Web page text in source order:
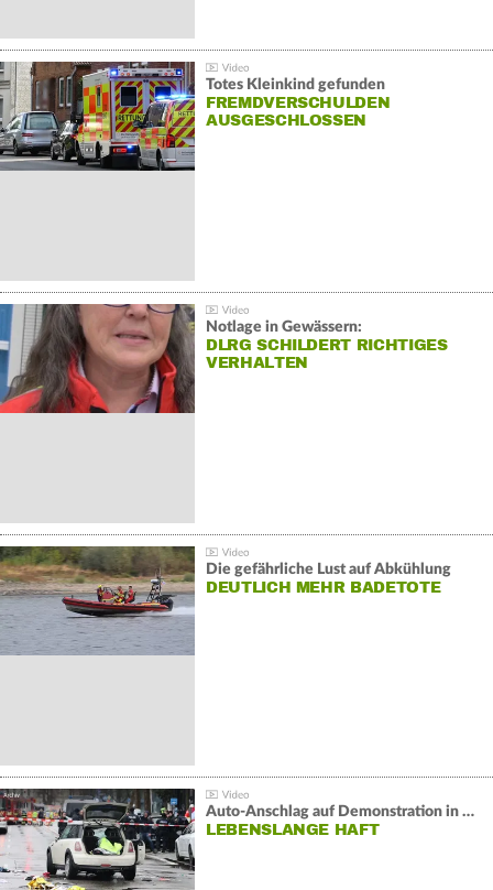
Totes Kleinkind gefunden
FREMDVERSCHULDEN
AUSGESCHLOSSEN
Notlage in Gewässern:
DLRG SCHILDERT RICHTIGES
VERHALTEN
Die gefährliche Lust auf Abkühlung
DEUTLICH MEHR BADETOTE
Auto-Anschlag auf Demonstration in München:
LEBENSLANGE HAFT